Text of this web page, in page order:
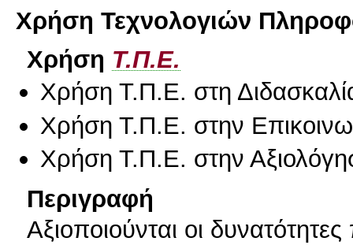
Χρήση Τεχνολογιών
Χρήση Τ.Π.Ε.
Χρήση Τ.Π.Ε. στη
Χρήση Τ.Π.Ε. στην
Χρήση Τ.Π.Ε. στην
Περιγραφή
Αξιοποιούνται οι